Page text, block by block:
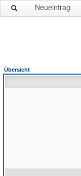
Neueintrag
Übersicht